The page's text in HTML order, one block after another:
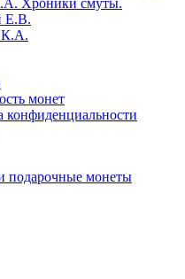
Хроники смуты.
Е.В.
К.А.
монет
конфиденциальности